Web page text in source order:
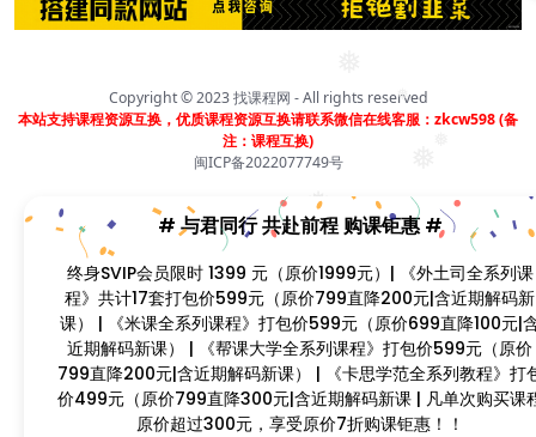
❅
❅ ❅
❅
❅
Copyright © 2023找课程网 - All rights reserved
本站支持课程资源互换，优质课程资源互换请联系微信在线客服：zkcw598 (备
注：课程互换)
闽ICP备2022077749号
# 与君同行 共赴前程 购课钜惠 #
终身SVIP会员限时 1399 元（原价1999元）| 《外土司全系列课
程》共计17套打包价599元（原价799直降200元|含近期解码新
课） | 《米课全系列课程》打包价599元（原价699直降100元|
近期解码新课） | 《帮课大学全系列课程》打包价599元（原价
799直降200元|含近期解码新课） | 《卡思学范全系列教程》打
价499元（原价799直降300元|含近期解码新课 | 凡单次购买课
原价超过300元，享受原价7折购课钜惠！！